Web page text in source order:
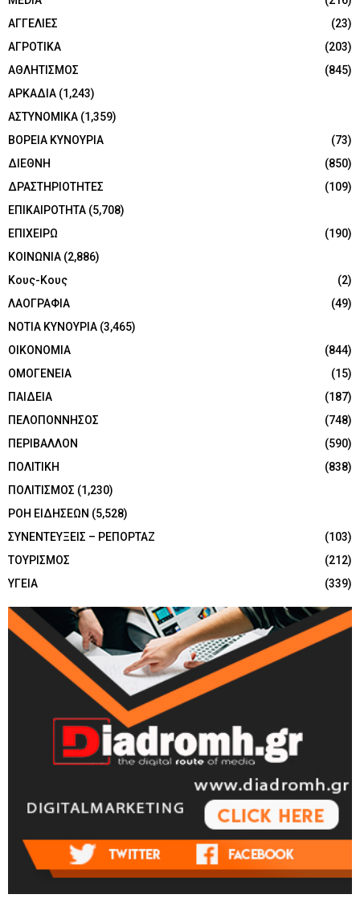
ΑΓΓΕΛΙΕΣ
(23)
ΑΓΡΟΤΙΚΑ
(203)
ΑΘΛΗΤΙΣΜΟΣ
(845)
ΑΡΚΑΔΙΑ (1,243)
ΑΣΤΥΝΟΜΙΚΑ (1,359)
ΒΟΡΕΙΑ ΚΥΝΟΥΡΙΑ
(73)
ΔΙΕΘΝΗ
(850)
ΔΡΑΣΤΗΡΙΟΤΗΤΕΣ
(109)
ΕΠΙΚΑΙΡΟΤΗΤΑ (5,708)
ΕΠΙΧΕΙΡΩ
(190)
ΚΟΙΝΩΝΙΑ (2,886)
Κους-Κους
(2)
ΛΑΟΓΡΑΦΙΑ
(49)
ΝΟΤΙΑ ΚΥΝΟΥΡΙΑ (3,465)
ΟΙΚΟΝΟΜΙΑ
(844)
ΟΜΟΓΕΝΕΙΑ
(15)
ΠΑΙΔΕΙΑ
(187)
ΠΕΛΟΠΟΝΝΗΣΟΣ
(748)
ΠΕΡΙΒΑΛΛΟΝ
(590)
ΠΟΛΙΤΙΚΗ
(838)
ΠΟΛΙΤΙΣΜΟΣ (1,230)
ΡΟΗ ΕΙΔΗΣΕΩΝ (5,528)
ΣΥΝΕΝΤΕΥΞΕΙΣ – ΡΕΠΟΡΤΑΖ
(103)
ΤΟΥΡΙΣΜΟΣ
(212)
ΥΓΕΙΑ
(339)